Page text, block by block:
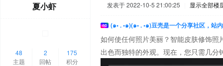
夏小虾
48
主题
2
回帖
175
积分
发表于 2022-10-5 21:00:25 显示全部楼
(๑• . •๑)(๑• . •๑)豆壳是一个分享社区，站
如何使任何照片美丽？智能皮肤修饰
出色而独特的外观。现在，您只需几